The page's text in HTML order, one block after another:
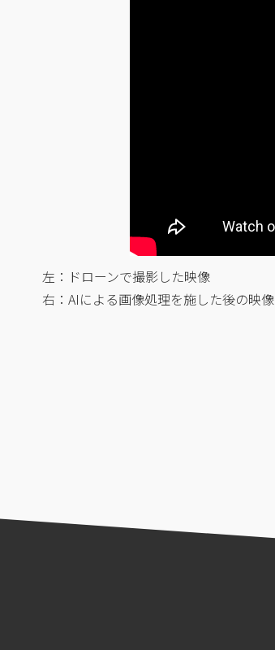
左：ドローンで撮影した映像
右：AIによる画像処理を施した後の映像